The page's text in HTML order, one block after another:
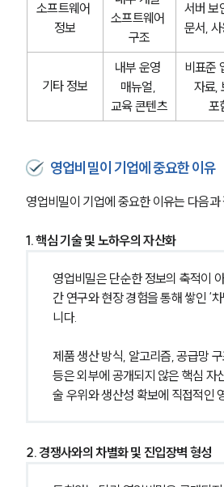
소프트웨어
정보
소프트웨어
구조
서버 보
문서,
기타 정보
내부 운영
매뉴얼,
교육 콘텐츠
비표준
자료,
포
영업비밀이 기업에 중요한 이유
영업비밀이 기업에 중요한 이유는 다음과
1. 핵심 기술 및 노하우의 자산화
영업비밀은 단순한 정보의 축적이
간 연구와 현장 경험을 통해 쌓인 ‘
니다.
제품 생산 방식, 알고리즘, 공급망
등은 외부에 공개되지 않은 핵심 자
술 우위와 생산성 확보에 직접적인
2. 경쟁사와의 차별화 및 진입장벽 형성